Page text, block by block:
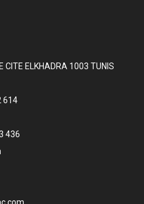
CITE ELKHADRA 1003 TUNIS
614
436